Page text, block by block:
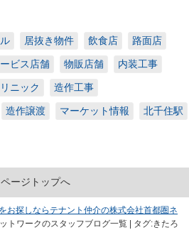
居抜き物件 飲食店 路面店
ビス店舗 物販店舗 内装工事
ニック 造作工事
造作譲渡 マーケット情報 北千住駅
ページトップへ
お探しならテナント仲介の株式会社首都圏ネ
トワークのスタッフブログ一覧 | タグ:きたろ